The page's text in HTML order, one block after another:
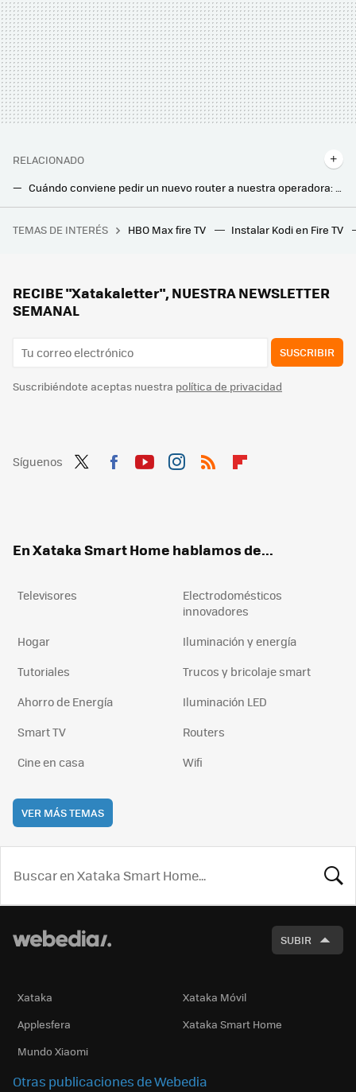
RELACIONADO
Cuándo conviene pedir un nuevo router a nuestra operadora: estos son los motivos más comunes
Tenemos un problema con el futuro del cemento y con el exceso de plástico. A alguien se le ha ocurrido lo más obvio
TEMAS DE INTERÉS HBO Max fire TV Instalar Kodi en Fire TV
RECIBE "Xatakaletter", NUESTRA NEWSLETTER
SEMANAL
SUSCRIBIR
Suscribiéndote aceptas nuestra política de privacidad
Síguenos
En Xataka Smart Home hablamos de...
Televisores
Electrodomésticos
innovadores
Hogar
Iluminación y energía
Tutoriales
Trucos y bricolaje smart
Ahorro de Energía
Iluminación LED
Smart TV
Routers
Cine en casa
Wifi
VER MÁS TEMAS
SUBIR
Xataka
Xataka Móvil
Applesfera
Xataka Smart Home
Mundo Xiaomi
Otras publicaciones de Webedia